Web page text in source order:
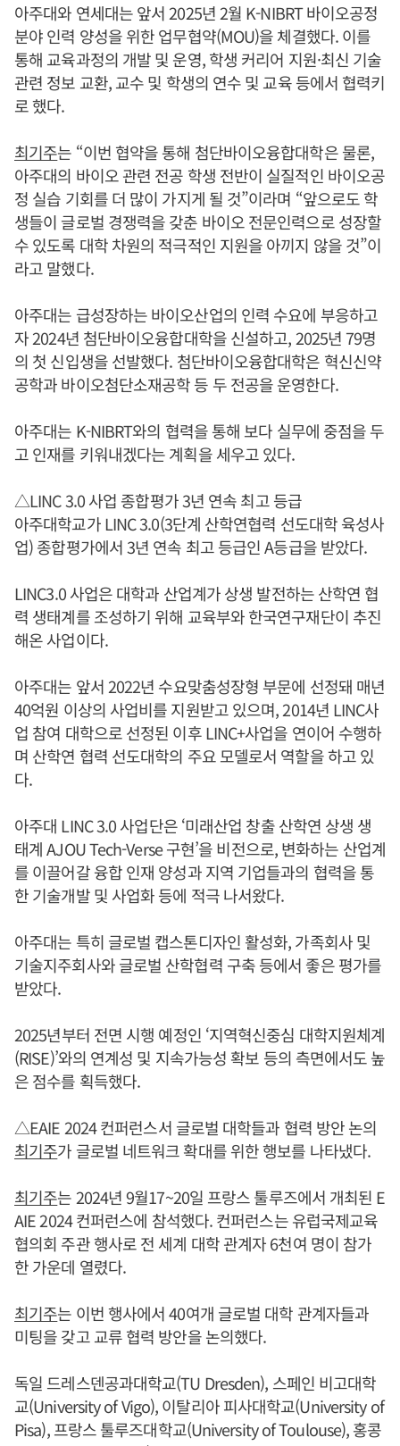
아주대와 연세대는 앞서 2025년 2월 K-NIBRT 바이오공정
분야 인력 양성을 위한 업무협약(MOU)을 체결했다. 이를
통해 교육과정의 개발 및 운영, 학생 커리어 지원·최신 기술
관련 정보 교환, 교수 및 학생의 연수 및 교육 등에서 협력키
로 했다.
최기주는 “이번 협약을 통해 첨단바이오융합대학은 물론,
아주대의 바이오 관련 전공 학생 전반이 실질적인 바이오공
정 실습 기회를 더 많이 가지게 될 것”이라며 “앞으로도 학
생들이 글로벌 경쟁력을 갖춘 바이오 전문인력으로 성장할
수 있도록 대학 차원의 적극적인 지원을 아끼지 않을 것”이
라고 말했다.
아주대는 급성장하는 바이오산업의 인력 수요에 부응하고
자 2024년 첨단바이오융합대학을 신설하고, 2025년 79명
의 첫 신입생을 선발했다. 첨단바이오융합대학은 혁신신약
공학과 바이오첨단소재공학 등 두 전공을 운영한다.
아주대는 K-NIBRT와의 협력을 통해 보다 실무에 중점을 두
고 인재를 키워내겠다는 계획을 세우고 있다.
△LINC 3.0 사업 종합평가 3년 연속 최고 등급
아주대학교가 LINC 3.0(3단계 산학연협력 선도대학 육성사
업) 종합평가에서 3년 연속 최고 등급인 A등급을 받았다.
LINC3.0 사업은 대학과 산업계가 상생 발전하는 산학연 협
력 생태계를 조성하기 위해 교육부와 한국연구재단이 추진
해온 사업이다.
아주대는 앞서 2022년 수요맞춤성장형 부문에 선정돼 매년
40억원 이상의 사업비를 지원받고 있으며, 2014년 LINC사
업 참여 대학으로 선정된 이후 LINC+사업을 연이어 수행하
며 산학연 협력 선도대학의 주요 모델로서 역할을 하고 있
다.
아주대 LINC 3.0 사업단은 ‘미래산업 창출 산학연 상생 생
태계 AJOU Tech-Verse 구현’을 비전으로, 변화하는 산업계
를 이끌어갈 융합 인재 양성과 지역 기업들과의 협력을 통
한 기술개발 및 사업화 등에 적극 나서왔다.
아주대는 특히 글로벌 캡스톤디자인 활성화, 가족회사 및
기술지주회사와 글로벌 산학협력 구축 등에서 좋은 평가를
받았다.
2025년부터 전면 시행 예정인 ‘지역혁신중심 대학지원체계
(RISE)’와의 연계성 및 지속가능성 확보 등의 측면에서도 높
은 점수를 획득했다.
△EAIE 2024 컨퍼런스서 글로벌 대학들과 협력 방안 논의
최기주가 글로벌 네트워크 확대를 위한 행보를 나타냈다.
최기주는 2024년 9월17~20일 프랑스 툴루즈에서 개최된 E
AIE 2024 컨퍼런스에 참석했다. 컨퍼런스는 유럽국제교육
협의회 주관 행사로 전 세계 대학 관계자 6천여 명이 참가
한 가운데 열렸다.
최기주는 이번 행사에서 40여개 글로벌 대학 관계자들과
미팅을 갖고 교류 협력 방안을 논의했다.
독일 드레스덴공과대학교(TU Dresden), 스페인 비고대학
교(University of Vigo), 이탈리아 피사대학교(University of
Pisa), 프랑스 툴루즈대학교(University of Toulouse), 홍콩